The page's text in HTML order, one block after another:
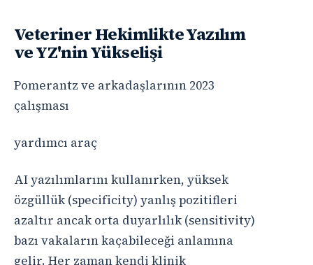
Veteriner Hekimlikte Yazılım
ve YZ'nin Yükselişi
Pomerantz ve arkadaşlarının 2023
çalışması
yardımcı araç
AI yazılımlarını kullanırken, yüksek
özgüllük (specificity) yanlış pozitifleri
azaltır ancak orta duyarlılık (sensitivity)
bazı vakaların kaçabileceği anlamına
gelir. Her zaman kendi klinik